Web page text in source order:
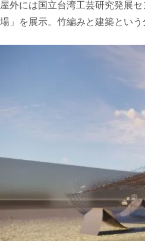
屋外には国立台湾工芸研究発展
場」を展示。竹編みと建築とい